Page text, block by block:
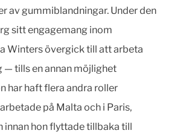
av gummiblandningar. Under den
sitt engagemang inom
Winters övergick till att arbeta
— tills en annan möjlighet
har haft flera andra roller
på Malta och i Paris,
innan hon flyttade tillbaka till